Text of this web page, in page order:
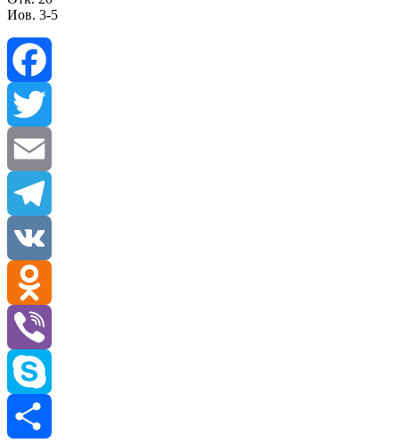
Иов. 3-5
Facebook
Twitter
Email
Telegram
VK
Odnoklassniki
Viber
Skype